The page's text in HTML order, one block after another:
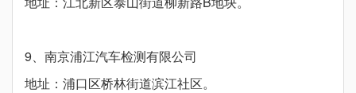
9、南京浦江汽车检测有限公司
地址：浦口区桥林街道滨江社区。